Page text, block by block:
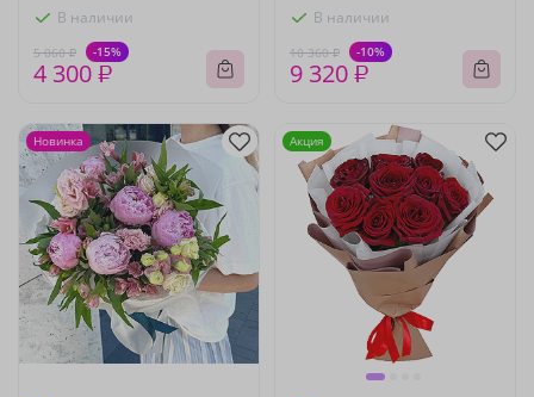
В наличии
5 060 ₽ -15%
4 300 ₽
В наличии
10 360 ₽ -10%
9 320 ₽
Новинка Акция